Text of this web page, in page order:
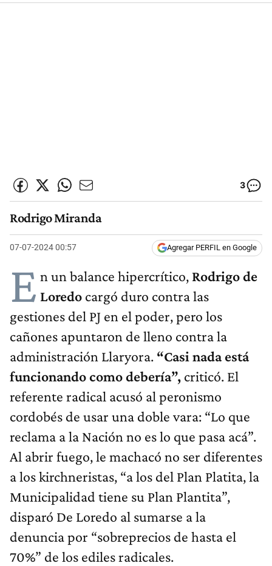
3
Rodrigo Miranda
07-07-2024 00:57 Agregar PERFIL en Google
E n un balance hipercrítico, Rodrigo de
Loredo cargó duro contra las
gestiones del PJ en el poder, pero los
cañones apuntaron de lleno contra la
administración Llaryora. “Casi nada está
funcionando como debería”, criticó. El
referente radical acusó al peronismo
cordobés de usar una doble vara: “Lo que
reclama a la Nación no es lo que pasa acá”.
Al abrir fuego, le machacó no ser diferentes
a los kirchneristas, “a los del Plan Platita, la
Municipalidad tiene su Plan Plantita”,
disparó De Loredo al sumarse a la
denuncia por “sobreprecios de hasta el
70%” de los ediles radicales.